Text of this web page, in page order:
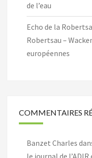
de l’eau
Echo de la
Robertsau –
européennes
COMMENTAIRES
Banzet Charles